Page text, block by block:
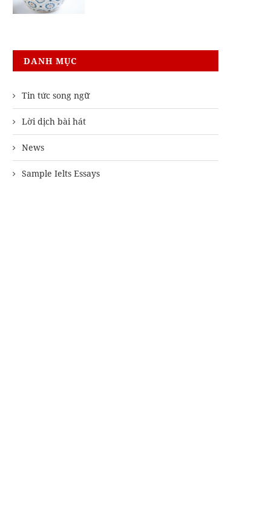
DANH MỤC
Tin tức song ngữ
Lời dịch bài hát
News
Sample Ielts Essays